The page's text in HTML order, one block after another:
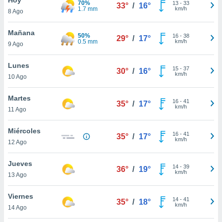
y
en
más
de
8 Ago
70%
1.7 mm
33° / 16° 13- 33
km/h
Mañana
9 Ago
50%
0.5 mm
29° / 17° 16- 38
km/h
Lunes
10 Ago
30° / 16° 15- 37
km/h
Martes
11 Ago
35° / 17° 16- 41
km/h
Miércoles
12 Ago
35° / 17° 16- 41
km/h
Jueves
13 Ago
36° / 19° 14- 39
km/h
Viernes
14 Ago
35° / 18° 14- 41
km/h